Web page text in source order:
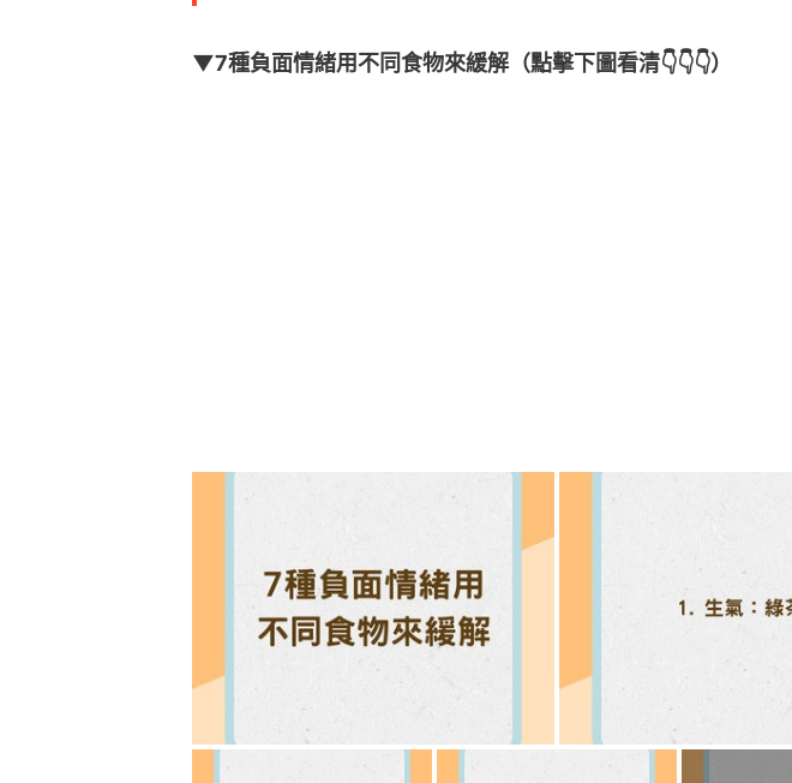
▼7種負面情緒用不同食物來緩解（點擊下圖看清👇👇👇）